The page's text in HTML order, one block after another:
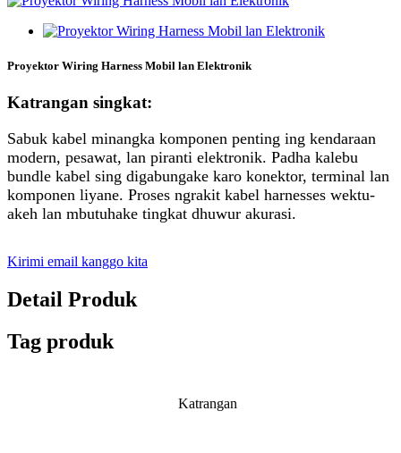
Proyektor Wiring Harness Mobil lan Elektronik
Katrangan singkat:
Sabuk kabel minangka komponen penting ing kendaraan
modern, pesawat, lan piranti elektronik. Padha kalebu
bundle kabel sing digabungake karo konektor, terminal lan
komponen liyane. Proses ngrakit kabel harnesses wektu-
akeh lan mbutuhake tingkat dhuwur akurasi.
Kirimi email kanggo kita
Detail Produk
Tag produk
Katrangan